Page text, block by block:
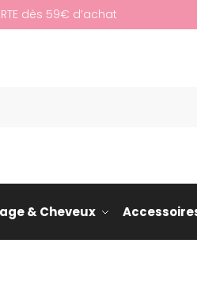
dès 59€ d’achat
& Cheveux